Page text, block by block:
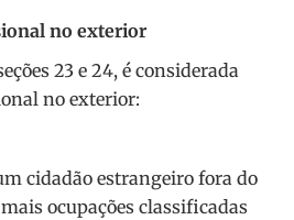
no exterior
23 e 24, é considerada
no exterior:
cidadão estrangeiro fora do
ocupações classificadas